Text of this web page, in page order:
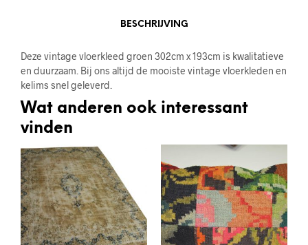
BESCHRIJVING
Deze vintage vloerkleed groen 302cm x 193cm is kwalitatieve
en duurzaam. Bij ons altijd de mooiste vintage vloerkleden en
kelims snel geleverd.
Wat anderen ook interessant
vinden